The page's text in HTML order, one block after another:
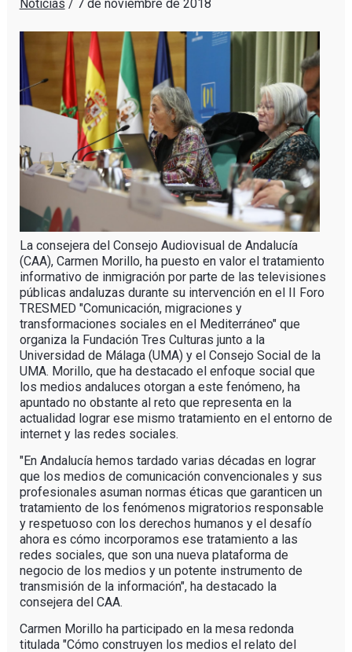
Noticias / 7 de noviembre de 2018
La consejera del Consejo Audiovisual de Andalucía
(CAA), Carmen Morillo, ha puesto en valor el tratamiento
informativo de inmigración por parte de las televisiones
públicas andaluzas durante su intervención en el II Foro
TRESMED "Comunicación, migraciones y
transformaciones sociales en el Mediterráneo" que
organiza la Fundación Tres Culturas junto a la
Universidad de Málaga (UMA) y el Consejo Social de la
UMA. Morillo, que ha destacado el enfoque social que
los medios andaluces otorgan a este fenómeno, ha
apuntado no obstante al reto que representa en la
actualidad lograr ese mismo tratamiento en el entorno de
internet y las redes sociales.
"En Andalucía hemos tardado varias décadas en lograr
que los medios de comunicación convencionales y sus
profesionales asuman normas éticas que garanticen un
tratamiento de los fenómenos migratorios responsable
y respetuoso con los derechos humanos y el desafío
ahora es cómo incorporamos ese tratamiento a las
redes sociales, que son una nueva plataforma de
negocio de los medios y un potente instrumento de
transmisión de la información", ha destacado la
consejera del CAA.
Carmen Morillo ha participado en la mesa redonda
titulada "Cómo construyen los medios el relato del